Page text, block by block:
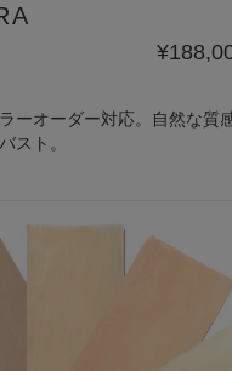
ーオーダー対応。自然な質
スト。